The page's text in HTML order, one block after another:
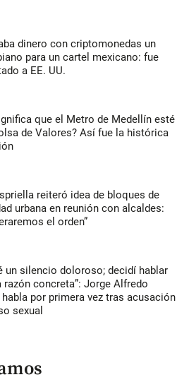
dinero con criptomonedas un
para un cartel mexicano: fue
a EE. UU.
que el Metro de Medellín esté
de Valores? Así fue la histórica
reiteró idea de bloques de
urbana en reunión con alcaldes:
el orden”
un silencio doloroso; decidí hablar
razón concreta”: Jorge Alfredo
habla por primera vez tras acusación
sexual